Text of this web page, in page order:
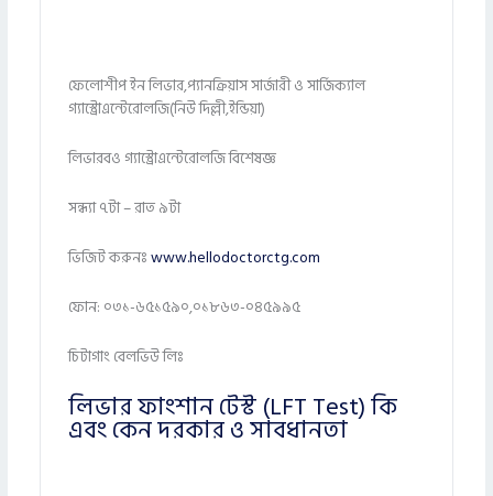
ফেলোশীপ ইন লিভার,প্যানক্রিয়াস সার্জারী ও সার্জিক্যাল
গ্যাস্ট্রোএন্টেরোলজি(নিউ দিল্লী,ইন্ডিয়া)
লিভারবও গ্যাস্ট্রোএন্টেরোলজি বিশেষজ্ঞ
সন্ধ্যা ৭টা – রাত ৯টা
ভিজিট করুনঃwww.hellodoctorctg.com
ফোন: ০৩১-৬৫১৫৯০,০১৮৬৩-০৪৫৯৯৫
চিটাগাং বেলভিউ লিঃ
লিভার ফাংশান টেস্ট (LFT Test) কি
এবং কেন দরকার ও সাবধানতা